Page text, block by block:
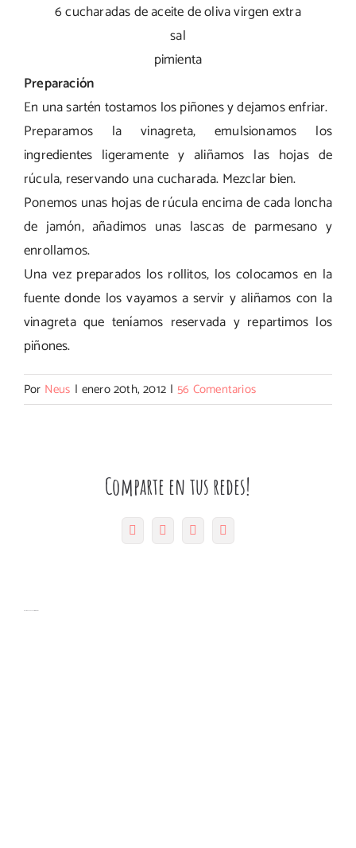
6 cucharadas de aceite de oliva virgen extra
sal
pimienta
Preparación
En una sartén tostamos los piñones y dejamos enfriar.
Preparamos la vinagreta, emulsionamos los
ingredientes ligeramente y aliñamos las hojas de
rúcula, reservando una cucharada. Mezclar bien.
Ponemos unas hojas de rúcula encima de cada loncha
de jamón, añadimos unas lascas de parmesano y
enrollamos.
Una vez preparados los rollitos, los colocamos en la
fuente donde los vayamos a servir y aliñamos con la
vinagreta que teníamos reservada y repartimos los
piñones.
Por Neus | enero 20th, 2012 | 56 Comentarios
Comparte en tus redes!
FacebookTwitter Pinterest
electrónico